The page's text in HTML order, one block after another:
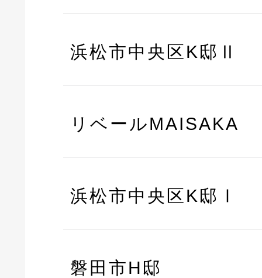
浜松市中央区K邸Ⅱ
リベールMAISAKA
浜松市中央区K邸Ⅰ
磐田市H邸